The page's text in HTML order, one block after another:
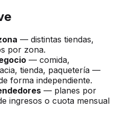
— distintas tiendas,
por zona.
— comida,
tienda, paquetería —
forma independiente.
— planes por
ingresos o cuota mensual